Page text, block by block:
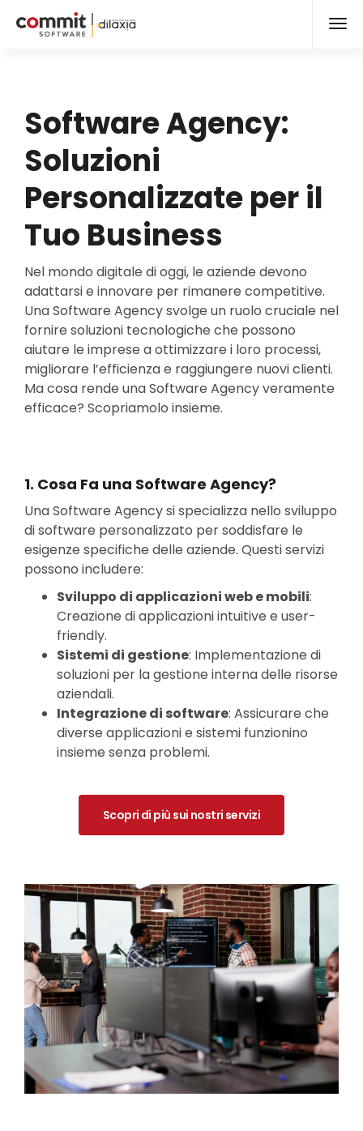
Software Agency:
Soluzioni
Personalizzate per il
Tuo Business
Nel mondo digitale di oggi, le aziende devono
adattarsi e innovare per rimanere competitive.
Una Software Agency svolge un ruolo cruciale nel
fornire soluzioni tecnologiche che possono
aiutare le imprese a ottimizzare i loro processi,
migliorare l’efficienza e raggiungere nuovi clienti.
Ma cosa rende una Software Agency veramente
efficace? Scopriamolo insieme.
1. Cosa Fa una Software Agency?
Una Software Agency si specializza nello sviluppo
di software personalizzato per soddisfare le
esigenze specifiche delle aziende. Questi servizi
possono includere:
Sviluppo di applicazioni web e mobili:
Creazione di applicazioni intuitive e user-
friendly.
Sistemi di gestione: Implementazione di
soluzioni per la gestione interna delle risorse
aziendali.
Integrazione di software: Assicurare che
diverse applicazioni e sistemi funzionino
insieme senza problemi.
Scopri di più sui nostri servizi